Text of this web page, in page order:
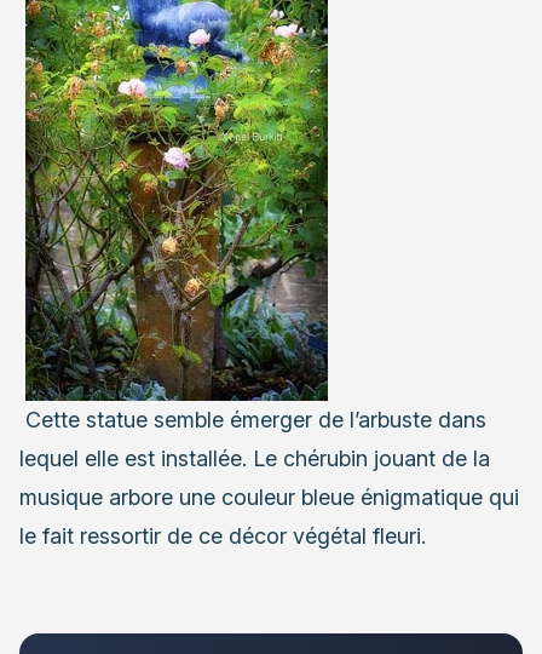
Cette statue semble émerger de l’arbuste dans
lequel elle est installée. Le chérubin jouant de la
musique arbore une couleur bleue énigmatique qui
le fait ressortir de ce décor végétal fleuri.